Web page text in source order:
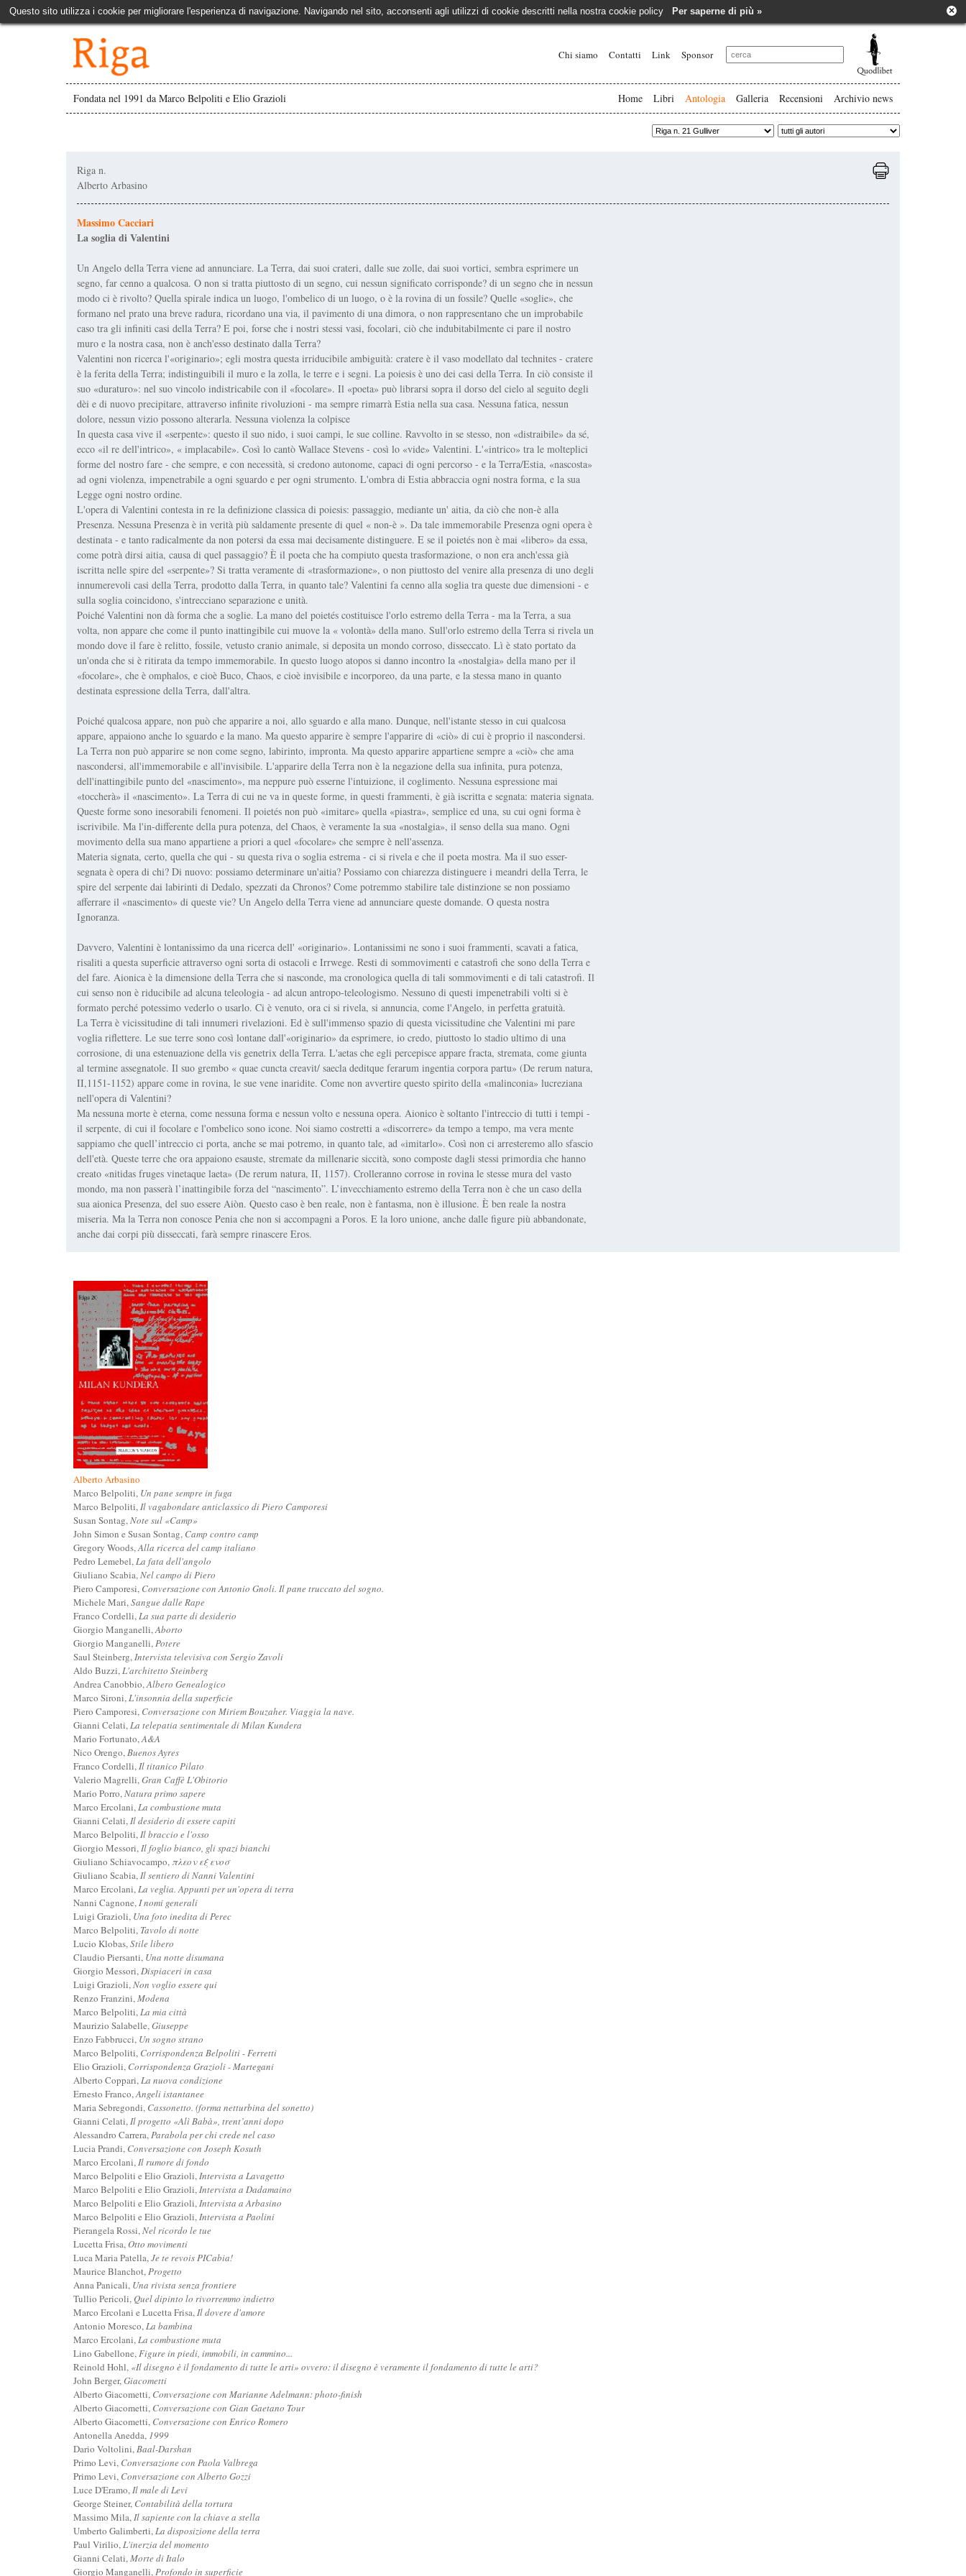
Questo sito utilizza i cookie per migliorare l'esperienza di navigazione. Navigando nel sito, acconsenti agli utilizzi di cookie descritti nella nostra cookie policy Per saperne di più » ×
Chi siamo Contatti Link Sponsor
Fondata nel 1991 da Marco Belpoliti e Elio Grazioli Home Libri Antologia Galleria Recensioni Archivio news
Riga n.
Alberto Arbasino
Massimo Cacciari
La soglia di Valentini
Un Angelo della Terra viene ad annunciare. La Terra, dai suoi crateri, dalle sue zolle, dai suoi vortici, sembra esprimere un
segno, far cenno a qualcosa. O non si tratta piuttosto di un segno, cui nessun significato corrisponde? di un segno che in nessun
modo ci è rivolto? Quella spirale indica un luogo, l'ombelico di un luogo, o è la rovina di un fossile? Quelle «soglie», che
formano nel prato una breve radura, ricordano una via, il pavimento di una dimora, o non rappresentano che un improbabile
caso tra gli infiniti casi della Terra? E poi, forse che i nostri stessi vasi, focolari, ciò che indubitabilmente ci pare il nostro
muro e la nostra casa, non è anch'esso destinato dalla Terra?
Valentini non ricerca l'«originario»; egli mostra questa irriducibile ambiguità: cratere è il vaso modellato dal technites - cratere
è la ferita della Terra; indistinguibili il muro e la zolla, le terre e i segni. La poiesis è uno dei casi della Terra. In ciò consiste il
suo «duraturo»: nel suo vincolo indistricabile con il «focolare». Il «poeta» può librarsi sopra il dorso del cielo al seguito degli
dèi e di nuovo precipitare, attraverso infinite rivoluzioni - ma sempre rimarrà Estia nella sua casa. Nessuna fatica, nessun
dolore, nessun vizio possono alterarla. Nessuna violenza la colpisce
In questa casa vive il «serpente»: questo il suo nido, i suoi campi, le sue colline. Ravvolto in se stesso, non «distraibile» da sé,
ecco «il re dell'intrico», « implacabile». Così lo cantò Wallace Stevens - così lo «vide» Valentini. L'«intrico» tra le molteplici
forme del nostro fare - che sempre, e con necessità, si credono autonome, capaci di ogni percorso - e la Terra/Estia, «nascosta»
ad ogni violenza, impenetrabile a ogni sguardo e per ogni strumento. L'ombra di Estia abbraccia ogni nostra forma, e la sua
Legge ogni nostro ordine.
L'opera di Valentini contesta in re la definizione classica di poiesis: passaggio, mediante un' aitia, da ciò che non-è alla
Presenza. Nessuna Presenza è in verità più saldamente presente di quel « non-è ». Da tale immemorabile Presenza ogni opera è
destinata - e tanto radicalmente da non potersi da essa mai decisamente distinguere. E se il poietés non è mai «libero» da essa,
come potrà dirsi aitia, causa di quel passaggio? È il poeta che ha compiuto questa trasformazione, o non era anch'essa già
iscritta nelle spire del «serpente»? Si tratta veramente di «trasformazione», o non piuttosto del venire alla presenza di uno degli
innumerevoli casi della Terra, prodotto dalla Terra, in quanto tale? Valentini fa cenno alla soglia tra queste due dimensioni - e
sulla soglia coincidono, s'intrecciano separazione e unità.
Poiché Valentini non dà forma che a soglie. La mano del poietés costituisce l'orlo estremo della Terra - ma la Terra, a sua
volta, non appare che come il punto inattingibile cui muove la « volontà» della mano. Sull'orlo estremo della Terra si rivela un
mondo dove il fare è relitto, fossile, vetusto cranio animale, si deposita un mondo corroso, disseccato. Lì è stato portato da
un'onda che si è ritirata da tempo immemorabile. In questo luogo atopos si danno incontro la «nostalgia» della mano per il
«focolare», che è omphalos, e cioè Buco, Chaos, e cioè invisibile e incorporeo, da una parte, e la stessa mano in quanto
destinata espressione della Terra, dall'altra.
Poiché qualcosa appare, non può che apparire a noi, allo sguardo e alla mano. Dunque, nell'istante stesso in cui qualcosa
appare, appaiono anche lo sguardo e la mano. Ma questo apparire è sempre l'apparire di «ciò» di cui è proprio il nascondersi.
La Terra non può apparire se non come segno, labirinto, impronta. Ma questo apparire appartiene sempre a «ciò» che ama
nascondersi, all'immemorabile e all'invisibile. L'apparire della Terra non è la negazione della sua infinita, pura potenza,
dell'inattingibile punto del «nascimento», ma neppure può esserne l'intuizione, il coglimento. Nessuna espressione mai
«toccherà» il «nascimento». La Terra di cui ne va in queste forme, in questi frammenti, è già iscritta e segnata: materia signata.
Queste forme sono inesorabili fenomeni. Il poietés non può «imitare» quella «piastra», semplice ed una, su cui ogni forma è
iscrivibile. Ma l'in-differente della pura potenza, del Chaos, è veramente la sua «nostalgia», il senso della sua mano. Ogni
movimento della sua mano appartiene a priori a quel «focolare» che sempre è nell'assenza.
Materia signata, certo, quella che qui - su questa riva o soglia estrema - ci si rivela e che il poeta mostra. Ma il suo esser-
segnata è opera di chi? Di nuovo: possiamo determinare un'aitia? Possiamo con chiarezza distinguere i meandri della Terra, le
spire del serpente dai labirinti di Dedalo, spezzati da Chronos? Come potremmo stabilire tale distinzione se non possiamo
afferrare il «nascimento» di queste vie? Un Angelo della Terra viene ad annunciare queste domande. O questa nostra
Ignoranza.
Davvero, Valentini è lontanissimo da una ricerca dell' «originario». Lontanissimi ne sono i suoi frammenti, scavati a fatica,
risaliti a questa superficie attraverso ogni sorta di ostacoli e Irrwege. Resti di sommovimenti e catastrofi che sono della Terra e
del fare. Aionica è la dimensione della Terra che si nasconde, ma cronologica quella di tali sommovimenti e di tali catastrofi. Il
cui senso non è riducibile ad alcuna teleologia - ad alcun antropo-teleologismo. Nessuno di questi impenetrabili volti si è
formato perché potessimo vederlo o usarlo. Ci è venuto, ora ci si rivela, si annuncia, come l'Angelo, in perfetta gratuità.
La Terra è vicissitudine di tali innumeri rivelazioni. Ed è sull'immenso spazio di questa vicissitudine che Valentini mi pare
voglia riflettere. Le sue terre sono così lontane dall'«originario» da esprimere, io credo, piuttosto lo stadio ultimo di una
corrosione, di una estenuazione della vis genetrix della Terra. L'aetas che egli percepisce appare fracta, stremata, come giunta
al termine assegnatole. Il suo grembo « quae cuncta creavit/ saecla deditque ferarum ingentia corpora partu» (De rerum natura,
II,1151-1152) appare come in rovina, le sue vene inaridite. Come non avvertire questo spirito della «malinconia» lucreziana
nell'opera di Valentini?
Ma nessuna morte è eterna, come nessuna forma e nessun volto e nessuna opera. Aionico è soltanto l'intreccio di tutti i tempi -
il serpente, di cui il focolare e l'ombelico sono icone. Noi siamo costretti a «discorrere» da tempo a tempo, ma vera mente
sappiamo che quell’intreccio ci porta, anche se mai potremo, in quanto tale, ad «imitarlo». Così non ci arresteremo allo sfascio
dell'età. Queste terre che ora appaiono esauste, stremate da millenarie siccità, sono composte dagli stessi primordia che hanno
creato «nitidas fruges vinetaque laeta» (De rerum natura, II, 1157). Crolleranno corrose in rovina le stesse mura del vasto
mondo, ma non passerà l’inattingibile forza del “nascimento”. L’invecchiamento estremo della Terra non è che un caso della
sua aionica Presenza, del suo essere Aiòn. Questo caso è ben reale, non è fantasma, non è illusione. È ben reale la nostra
miseria. Ma la Terra non conosce Penia che non si accompagni a Poros. E la loro unione, anche dalle figure più abbandonate,
anche dai corpi più disseccati, farà sempre rinascere Eros.
Alberto Arbasino
Marco Belpoliti, Un pane sempre in fuga
Marco Belpoliti,Il vagabondare anticlassico di Piero Camporesi
Susan Sontag,Note sul «Camp»
John Simon e Susan Sontag, Camp contro camp
Gregory Woods,Alla ricerca del camp italiano
Pedro Lemebel,La fata dell'angolo
Giuliano Scabia,Nel campo di Piero
Piero Camporesi, Conversazione con Antonio Gnoli. Il pane truccato del sogno.
Michele Mari,Sangue dalle Rape
Franco Cordelli,La sua parte di desiderio
Giorgio Manganelli,Aborto
Giorgio Manganelli,Potere
Saul Steinberg,Intervista televisiva con Sergio Zavoli
Aldo Buzzi,L'architetto Steinberg
Andrea Canobbio,Albero Genealogico
Marco Sironi,L'insonnia della superficie
Piero Camporesi, Conversazione con Miriem Bouzaher. Viaggia la nave.
Gianni Celati,La telepatia sentimentale di Milan Kundera
Mario Fortunato,A&A
Nico Orengo,Buenos Ayres
Franco Cordelli,Il titanico Pilato
Valerio Magrelli,Gran Caffè L'Obitorio
Mario Porro,Natura primo sapere
Marco Ercolani,La combustione muta
Gianni Celati,Il desiderio di essere capiti
Marco Belpoliti,Il braccio e l'osso
Giorgio Messori,Il foglio bianco, gli spazi bianchi
Giuliano Schiavocampo,πλεον εξ ενοσ
Giuliano Scabia,Il sentiero di Nanni Valentini
Marco Ercolani,La veglia. Appunti per un'opera di terra
Nanni Cagnone,I nomi generali
Luigi Grazioli, Una foto inedita di Perec
Marco Belpoliti, Tavolo di notte
Lucio Klobas,Stile libero
Claudio Piersanti, Una notte disumana
Giorgio Messori,Dispiaceri in casa
Luigi Grazioli,Non voglio essere qui
Renzo Franzini,Modena
Marco Belpoliti,La mia città
Maurizio Salabelle,Giuseppe
Enzo Fabbrucci, Un sogno strano
Marco Belpoliti, Corrispondenza Belpoliti - Ferretti
Elio Grazioli, Corrispondenza Grazioli - Martegani
Alberto Coppari,La nuova condizione
Ernesto Franco,Angeli istantanee
Maria Sebregondi, Cassonetto. (forma netturbina del sonetto)
Gianni Celati,Il progetto «Alì Babà», trent’anni dopo
Alessandro Carrera,Parabola per chi crede nel caso
Lucia Prandi, Conversazione con Joseph Kosuth
Marco Ercolani,Il rumore di fondo
Marco Belpoliti e Elio Grazioli,Intervista a Lavagetto
Marco Belpoliti e Elio Grazioli,Intervista a Dadamaino
Marco Belpoliti e Elio Grazioli,Intervista a Arbasino
Marco Belpoliti e Elio Grazioli,Intervista a Paolini
Pierangela Rossi,Nel ricordo le tue
Lucetta Frisa,Otto movimenti
Luca Maria Patella,Je te revois PICabia!
Maurice Blanchot,Progetto
Anna Panicali, Una rivista senza frontiere
Tullio Pericoli,Quel dipinto lo rivorremmo indietro
Marco Ercolani e Lucetta Frisa,Il dovere d'amore
Antonio Moresco,La bambina
Marco Ercolani,La combustione muta
Lino Gabellone,Figure in piedi, immobili, in cammino...
Reinold Hohl, «Il disegno è il fondamento di tutte le arti» ovvero: il disegno è veramente il fondamento di tutte le arti?
John Berger,Giacometti
Alberto Giacometti, Conversazione con Marianne Adelmann: photo-finish
Alberto Giacometti, Conversazione con Gian Gaetano Tour
Alberto Giacometti, Conversazione con Enrico Romero
Antonella Anedda, 1999
Dario Voltolini,Baal-Darshan
Primo Levi, Conversazione con Paola Valbrega
Primo Levi, Conversazione con Alberto Gozzi
Luce D'Eramo,Il male di Levi
George Steiner, Contabilità della tortura
Massimo Mila,Il sapiente con la chiave a stella
Umberto Galimberti,La disposizione della terra
Paul Virilio,L'inerzia del momento
Gianni Celati,Morte di Italo
Giorgio Manganelli,Profondo in superficie